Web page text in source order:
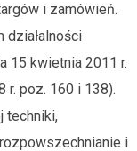
i zamówień.
działalności
15 kwietnia 2011 r.
r. poz. 160 i 138).
techniki,
i